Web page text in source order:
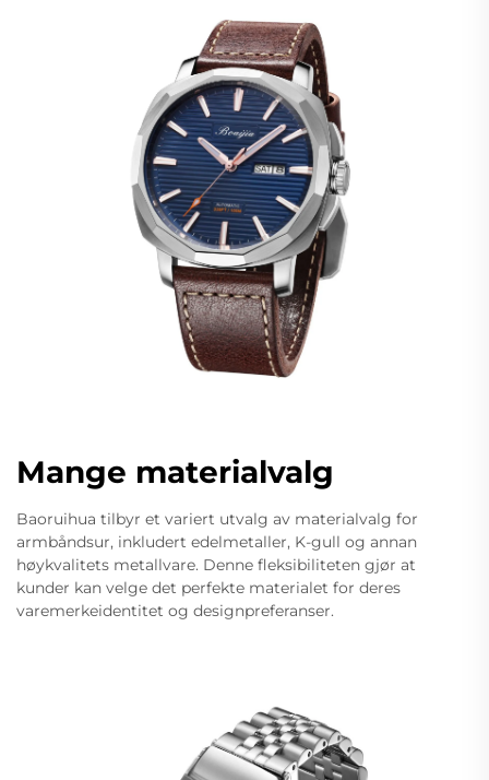
Mange materialvalg
Baoruihua tilbyr et variert utvalg av materialvalg for
armbåndsur, inkludert edelmetaller, K-gull og annan
høykvalitets metallvare. Denne fleksibiliteten gjør at
kunder kan velge det perfekte materialet for deres
varemerkeidentitet og designpreferanser.